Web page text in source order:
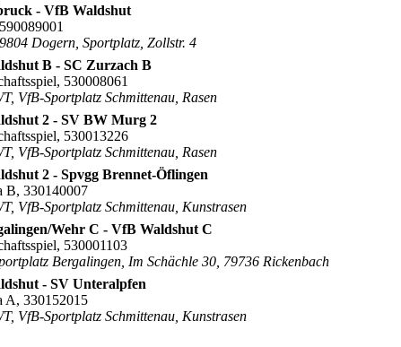
- VfB Waldshut
Dogern, Sportplatz, Zollstr. 4
B - SC Zurzach B
530008061
VfB-Sportplatz Schmittenau, Rasen
2 - SV BW Murg 2
530013226
VfB-Sportplatz Schmittenau, Rasen
2 - Spvgg Brennet-Öflingen
B, 330140007
VfB-Sportplatz Schmittenau, Kunstrasen
Wehr C - VfB Waldshut C
530001103
Bergalingen, Im Schächle 30, 79736 Rickenbach
- SV Unteralpfen
A, 330152015
VfB-Sportplatz Schmittenau, Kunstrasen